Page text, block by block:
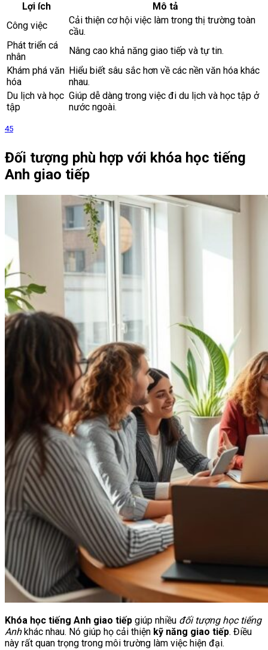
Lợi ích
Mô tả
Công việc
Cải thiện cơ hội việc làm trong thị trường toàn
cầu.
Phát triển cá
nhân
Nâng cao khả năng giao tiếp và tự tin.
Khám phá văn
hóa
Hiểu biết sâu sắc hơn về các nền văn hóa khác
nhau.
Du lịch và học
tập
Giúp dễ dàng trong việc đi du lịch và học tập ở
nước ngoài.
45
Đối tượng phù hợp với khóa học tiếng
Anh giao tiếp
Khóa học tiếng Anh giao tiếp giúp nhiều đối tượng học tiếng
Anhkhác nhau. Nó giúp họ cải thiện kỹ năng giao tiếp. Điều
này rất quan trọng trong môi trường làm việc hiện đại.